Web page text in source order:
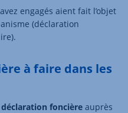
engagés aient fait l’objet
(déclaration
à faire dans les
déclaration foncière auprès